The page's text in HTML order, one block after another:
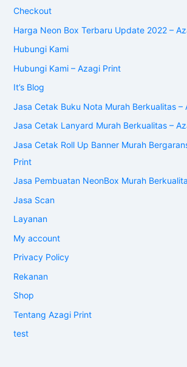
Checkout
Harga Neon Box Terbaru Update 2022 –
Hubungi Kami
Hubungi Kami – Azagi Print
It’s Blog
Jasa Cetak Buku Nota Murah Berkualitas –
Jasa Cetak Lanyard Murah Berkualitas –
Jasa Cetak Roll Up Banner Murah
Print
Jasa Pembuatan NeonBox Murah
Jasa Scan
Layanan
My account
Privacy Policy
Rekanan
Shop
Tentang Azagi Print
test